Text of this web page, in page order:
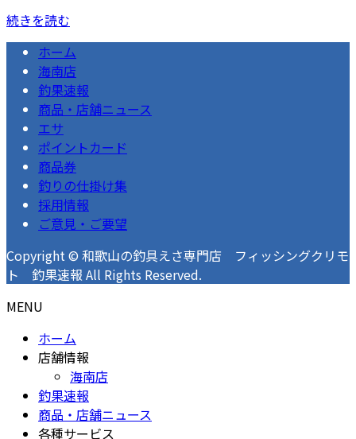
続きを読む
ホーム
海南店
釣果速報
商品・店舗ニュース
エサ
ポイントカード
商品券
釣りの仕掛け集
採用情報
ご意見・ご要望
Copyright © 和歌山の釣具えさ専門店 フィッシングクリモ
ト 釣果速報 All Rights Reserved.
MENU
ホーム
店舗情報
海南店
釣果速報
商品・店舗ニュース
各種サービス